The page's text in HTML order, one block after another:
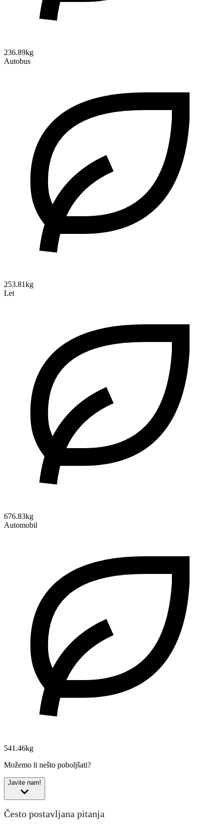
236.89kg
Autobus
253.81kg
Let
676.83kg
Automobil
541.46kg
Možemo li nešto poboljšati?
Javite nam!
Često postavljana pitanja